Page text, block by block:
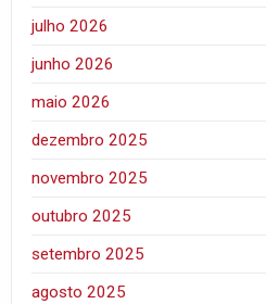
julho 2026
junho 2026
maio 2026
dezembro 2025
novembro 2025
outubro 2025
setembro 2025
agosto 2025